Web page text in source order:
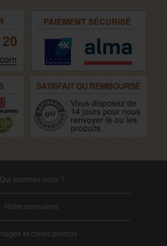
Qui sommes nous ?
Notre animalerie
et codes promos